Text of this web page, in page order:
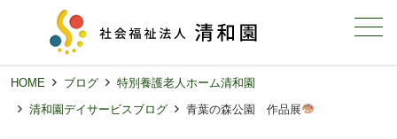
メニュー
HOME ブログ
特別養護老人ホーム清和園
清和園デイサービスブログ
青葉の森公園 作品展